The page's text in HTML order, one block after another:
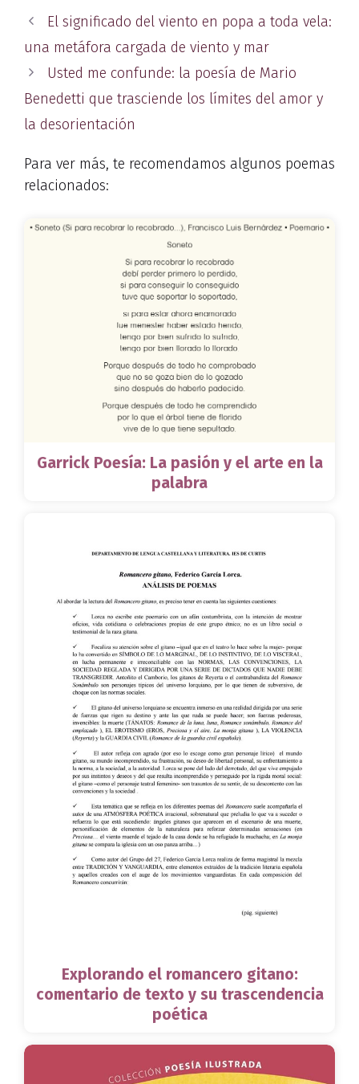
El significado del viento en popa a toda vela:
una metáfora cargada de viento y mar
Usted me confunde: la poesía de Mario
Benedetti que trasciende los límites del amor y
la desorientación
Para ver más, te recomendamos algunos poemas
relacionados:
Garrick Poesía: La pasión y el arte en la
palabra
Explorando el romancero gitano:
comentario de texto y su trascendencia
poética